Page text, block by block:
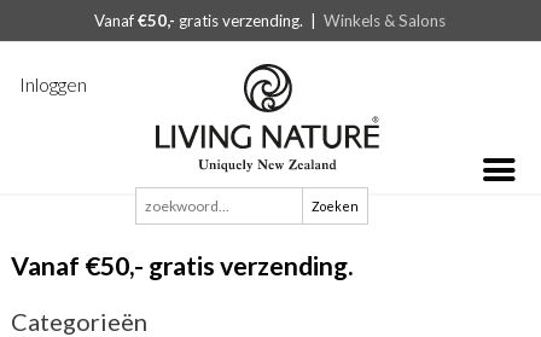
Vanaf€50,- gratis verzending. |Winkels & Salons
Inloggen
Zoeken
naar:
Vanaf €50,- gratis verzending.
Categorieën